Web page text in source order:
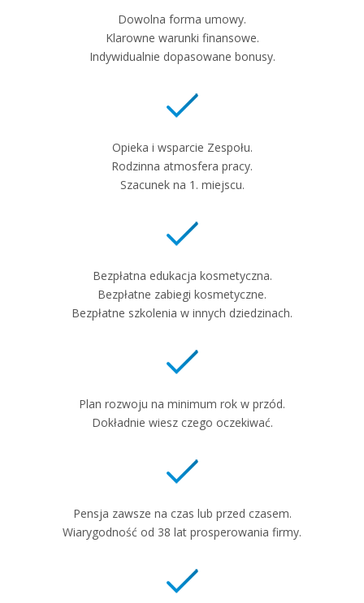
Dowolna forma umowy.
Klarowne warunki finansowe.
Indywidualnie dopasowane bonusy.
Opieka i wsparcie Zespołu.
Rodzinna atmosfera pracy.
Szacunek na 1. miejscu.
Bezpłatna edukacja kosmetyczna.
Bezpłatne zabiegi kosmetyczne.
Bezpłatne szkolenia w innych dziedzinach.
Plan rozwoju na minimum rok w przód.
Dokładnie wiesz czego oczekiwać.
Pensja zawsze na czas lub przed czasem.
Wiarygodność od 38 lat prosperowania firmy.